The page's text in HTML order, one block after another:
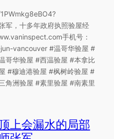
军，十多年政府执照验屋经
手机号：
vancouver #温哥华验屋 #
哥华验屋 #西温验屋 #本拿比
#穆迪港验屋 #枫树岭验屋 #
角洲验屋 #素里验屋 #南素里
上会漏水的局部